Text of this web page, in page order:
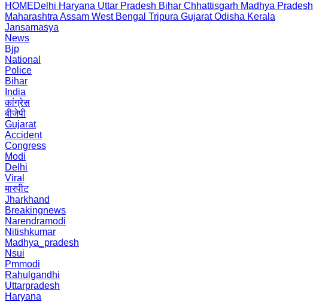
HOMEDelhi Haryana Uttar Pradesh Bihar Chhattisgarh Madhya Pradesh
Maharashtra Assam West Bengal Tripura Gujarat Odisha Kerala
Jansamasya
News
Bjp
National
Police
Bihar
India
कांग्रेस
बीजेपी
Gujarat
Accident
Congress
Modi
Delhi
Viral
मारपीट
Jharkhand
Breakingnews
Narendramodi
Nitishkumar
Madhya_pradesh
Nsui
Pmmodi
Rahulgandhi
Uttarpradesh
Haryana